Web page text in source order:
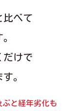
比べて
だけで
。
と経年劣化も